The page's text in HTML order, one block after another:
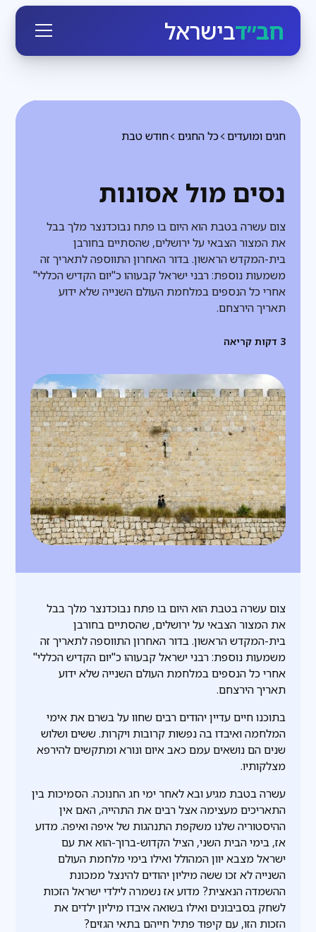
חב״דבישראל
חודש טבת כל החגים חגים ומועדים
נסים מול אסונות
צום עשרה בטבת הוא היום בו פתח נבוכדנצר מלך בבל
את המצור הצבאי על ירושלים, שהסתיים בחורבן
בית-המקדש הראשון. בדור האחרון התווספה לתאריך זה
משמעות נוספת: רבני ישראל קבעוהו כ"יום הקדיש הכללי"
אחרי כל הנספים במלחמת העולם השנייה שלא ידוע
תאריך הירצחם.
3 דקות קריאה
צום עשרה בטבת הוא היום בו פתח נבוכדנצר מלך בבל
את המצור הצבאי על ירושלים, שהסתיים בחורבן
בית-המקדש הראשון. בדור האחרון התווספה לתאריך זה
משמעות נוספת: רבני ישראל קבעוהו כ"יום הקדיש הכללי"
אחרי כל הנספים במלחמת העולם השנייה שלא ידוע
תאריך הירצחם.
בתוכנו חיים עדיין יהודים רבים שחוו על בשרם את אימי
המלחמה ואיבדו בה נפשות קרובות ויקרות. ששים ושלוש
שנים הם נושאים עמם כאב איום ונורא ומתקשים להירפא
מצלקותיו.
עשרה בטבת מגיע ובא לאחר ימי חג החנוכה. הסמיכות בין
התאריכים מעצימה אצל רבים את התהייה, האם אין
ההיסטוריה שלנו משקפת התנהגות של איפה ואיפה. מדוע
אז, בימי הבית השני, הציל הקדוש-ברוך-הוא את עם
ישראל מצבא יוון המהולל ואילו בימי מלחמת העולם
השנייה לא זכו ששה מיליון יהודים להינצל ממכונת
ההשמדה הנאצית? מדוע אז נשמרה לילדי ישראל הזכות
לשחק בסביבונים ואילו בשואה איבדו מיליון ילדים את
הזכות הזו, עם קיפוד פתיל חייהם בתאי הגזים?